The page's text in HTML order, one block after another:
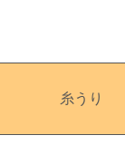
糸うり